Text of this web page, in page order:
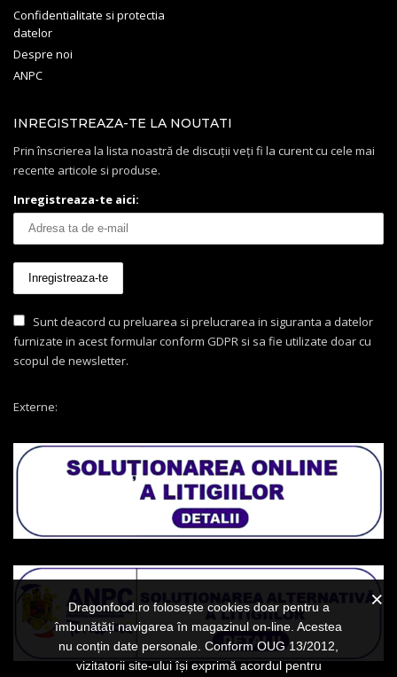
Confidentialitate si protectia
datelor
Despre noi
ANPC
INREGISTREAZA-TE LA NOUTATI
Prin înscrierea la lista noastră de discuții veți fi la curent cu cele mai
recente articole si produse.
Inregistreaza-te aici:
Sunt deacord cu preluarea si prelucrarea in siguranta a datelor
furnizate in acest formular conform GDPR si sa fie utilizate doar cu
scopul de newsletter.
Externe:
Dragonfood.ro folosește cookies doar pentru a
îmbunătăți navigarea în magazinul on-line. Acestea
nu conțin date personale. Conform OUG 13/2012,
vizitatorii site-ului își exprimă acordul pentru